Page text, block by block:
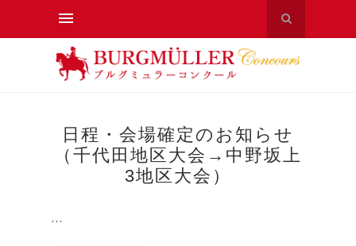
日程・会場確定のお知らせ
（千代田地区大会→中野坂上
3地区大会）
...